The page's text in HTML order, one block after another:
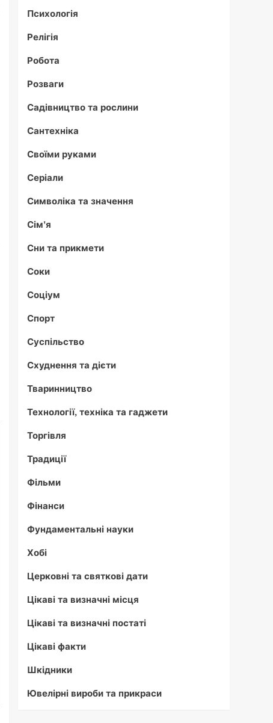
Психологія
Релігія
Робота
Розваги
Садівництво та рослини
Сантехніка
Своїми руками
Серіали
Символіка та значення
Сім'я
Сни та прикмети
Соки
Соціум
Спорт
Суспільство
Схуднення та дієти
Тваринництво
Технології, техніка та гаджети
Торгівля
Традиції
Фільми
Фінанси
Фундаментальні науки
Хобі
Церковні та святкові дати
Цікаві та визначні місця
Цікаві та визначні постаті
Цікаві факти
Шкідники
Ювелірні вироби та прикраси